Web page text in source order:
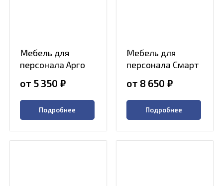
Мебель для
персонала Арго
от 5 350 ₽
Подробнее
Мебель для
персонала Смарт
от 8 650 ₽
Подробнее